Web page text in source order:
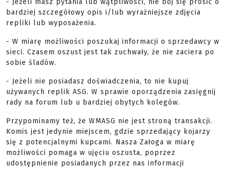
- Jeżeli masz pytania lub wątpliwości, nie bój się prosić o
bardziej szczegółowy opis i/lub wyraźniejsze zdjęcia
repliki lub wyposażenia.
- W miarę możliwości poszukaj informacji o sprzedawcy w
sieci. Czasem oszust jest tak zuchwały, że nie zaciera po
sobie śladów.
- Jeżeli nie posiadasz doświadczenia, to nie kupuj
używanych replik ASG. W sprawie oporządzenia zasięgnij
rady na forum lub u bardziej obytych kolegów.
Przypominamy też, że WMASG nie jest stroną transakcji.
Komis jest jedynie miejscem, gdzie sprzedający kojarzy
się z potencjalnymi kupcami. Nasza Załoga w miarę
możliwości pomaga w ujęciu oszusta, poprzez
udostępnienie posiadanych przez nas informacji